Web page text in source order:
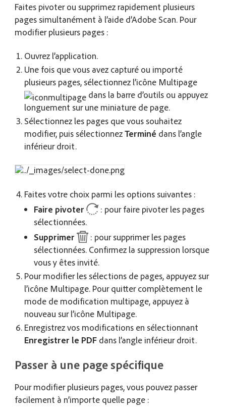
Faites pivoter ou supprimez rapidement plusieurs
pages simultanément à l’aide d’Adobe Scan. Pour
modifier plusieurs pages :
Ouvrez l’application.
Une fois que vous avez capturé ou importé
plusieurs pages, sélectionnez l’icône Multipage
dans la barre d’outils ou appuyez
longuement sur une miniature de page.
Sélectionnez les pages que vous souhaitez
modifier, puis sélectionnezTerminé dans l’angle
inférieur droit.
Faites votre choix parmi les options suivantes :
Faire pivoter
: pour faire pivoter les pages
sélectionnées.
Supprimer
: pour supprimer les pages
sélectionnées. Confirmez la suppression lorsque
vous y êtes invité.
Pour modifier les sélections de pages, appuyez sur
l’icône Multipage. Pour quitter complètement le
mode de modification multipage, appuyez à
nouveau sur l’icône Multipage.
Enregistrez vos modifications en sélectionnant
Enregistrer le PDF dans l’angle inférieur droit.
Passer à une page spécifique
Pour modifier plusieurs pages, vous pouvez passer
facilement à n’importe quelle page :